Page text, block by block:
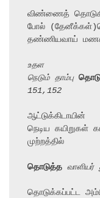
விண்ணைத்
போல்
தண்ணியவாய்
உதள
நெடும் தாம்பு
151,152
ஆட்டுக்கிடாயின்
நெடிய கயிறுகள்
முற்றத்தில்
தொடுத்த
தொடுக்கப்பட்ட